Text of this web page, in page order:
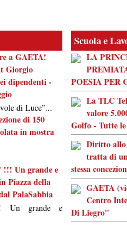
a GAETA!
Giorgio
dipendenti -
di Luce”...
di 150
in mostra
Un grande e
Piazza della
PalaSabbia
Un grande e
Scuola e
LA
POESIA PER
La TLC
valore
Golfo - Tutte
Diritto allo
tratta di
stessa
GAETA
Centro
Di Liegro"